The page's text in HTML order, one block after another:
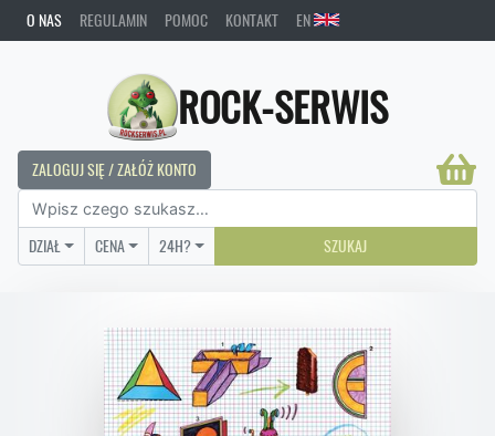
O NAS REGULAMIN POMOC KONTAKT EN
ROCK-SERWIS
ZALOGUJ SIĘ / ZAŁÓŻ KONTO
DZIAŁ CENA 24H? SZUKAJ